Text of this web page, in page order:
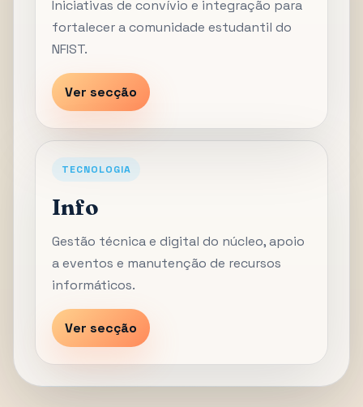
Iniciativas de convívio e integração para
fortalecer a comunidade estudantil do
NFIST.
Ver secção
TECNOLOGIA
Info
Gestão técnica e digital do núcleo, apoio
a eventos e manutenção de recursos
informáticos.
Ver secção